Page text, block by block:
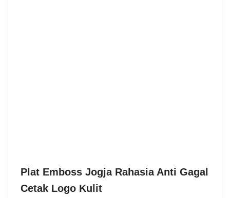
Plat Emboss Jogja Rahasia Anti Gagal
Cetak Logo Kulit